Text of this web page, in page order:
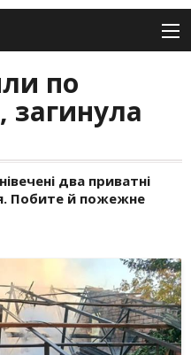
по
загинула
два приватні
Побите й пожежне